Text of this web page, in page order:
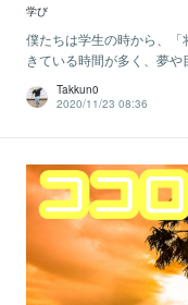
学び
僕たちは学生の時から、
きている時間が多く、夢
Takkun0
2020/11/23 08:36